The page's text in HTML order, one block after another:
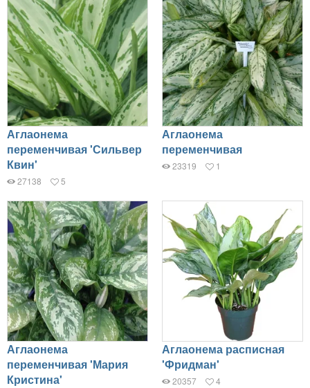
Аглаонема
переменчивая 'Сильвер
Квин'
27138 5
Аглаонема
переменчивая
23319 1
Аглаонема
переменчивая 'Мария
Кристина'
Аглаонема расписная
'Фридман'
20357 4